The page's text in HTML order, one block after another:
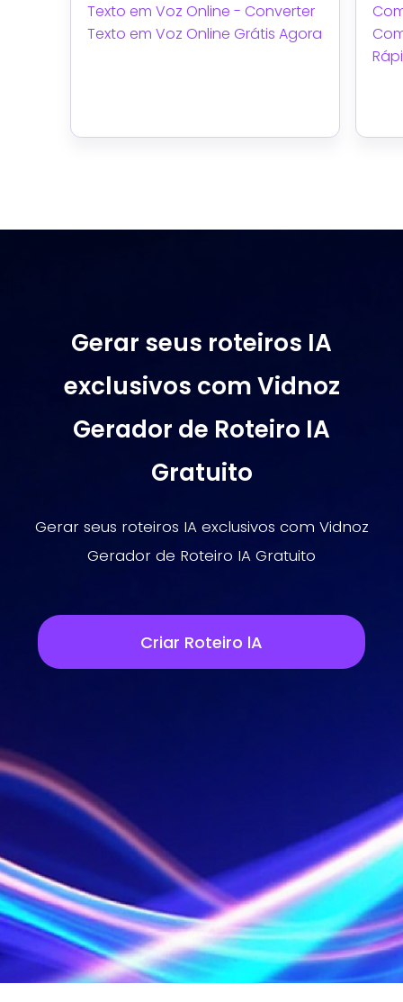
Texto em Voz Online - Converter
Texto em Voz Online Grátis Agora
Gerar seus roteiros IA
exclusivos com Vidnoz
Gerador de Roteiro IA
Gratuito
Gerar seus roteiros IA exclusivos com Vidnoz
Gerador de Roteiro IA Gratuito
Criar Roteiro lA